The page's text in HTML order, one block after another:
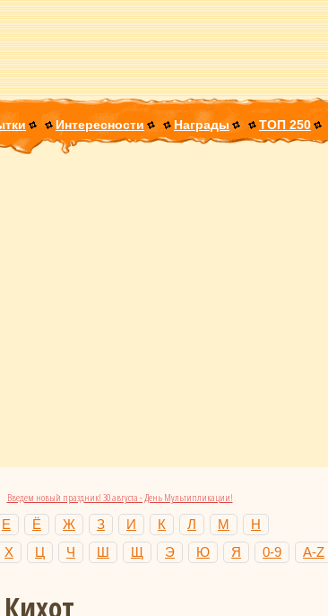
Интересности Награды ТОП 250
Введем новый праздник! 30 августа - День Мультипликации!
Е Ё Ж З И К Л М
Н
Х Ц Ч Ш Щ Э Ю Я 0-9 A-Z